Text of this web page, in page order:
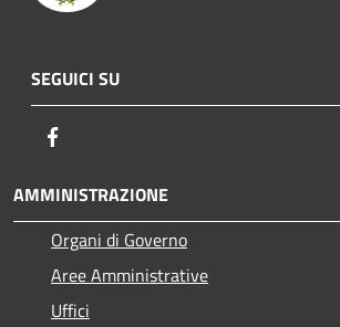
SEGUICI SU
AMMINISTRAZIONE
Organi di Governo
Aree Amministrative
Uffici